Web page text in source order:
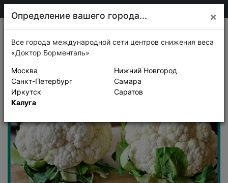
Рецепты
Определение вашего города... ×
Все города международной сети центров снижения веса
«Доктор Борменталь»
Москва
Санкт-Петербург
Иркутск
Калуга
Нижний Новгород
Самара
Саратов